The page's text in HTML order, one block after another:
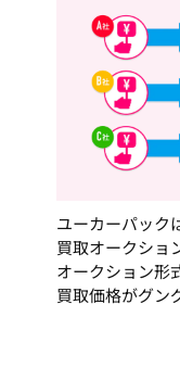
ユーカーパック
買取オークショ
オークション形
買取価格がグン